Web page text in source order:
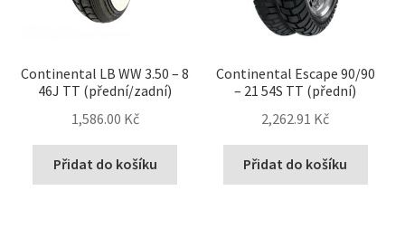
Continental LB WW 3.50 – 8
46J TT (přední/zadní)
1,586.00 Kč
Přidat do košíku
Continental Escape 90/90
– 21 54S TT (přední)
2,262.91 Kč
Přidat do košíku